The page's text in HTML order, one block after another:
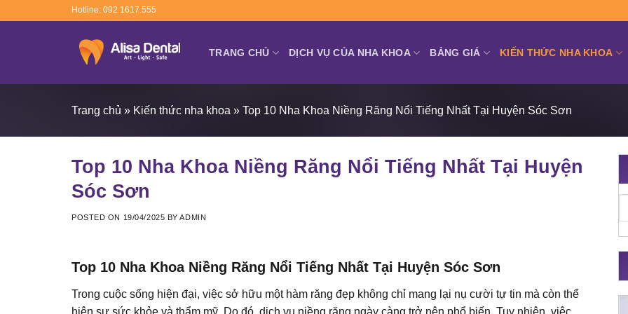
Hotline: 092.1617.555
TRANG CHỦ DỊCH VỤ CỦA NHA KHOA BẢNG GIÁ KIẾN THỨC NHA KHOA
Trang chủ » Kiến thức nha khoa » Top 10 Nha Khoa Niềng Răng Nổi Tiếng Nhất Tại Huyện Sóc Sơn
Top 10 Nha Khoa Niềng Răng Nổi Tiếng Nhất Tại Huyện
Sóc Sơn
POSTED ON 19/04/2025 BYADMIN
Top 10 Nha Khoa Niềng Răng Nổi Tiếng Nhất Tại Huyện Sóc Sơn
Trong cuộc sống hiện đại, việc sở hữu một hàm răng đẹp không chỉ mang lại nụ cười tự tin mà còn thể
hiện sự sức khỏe và thẩm mỹ. Do đó, dịch vụ niềng răng ngày càng trở nên phổ biến. Tuy nhiên, việc